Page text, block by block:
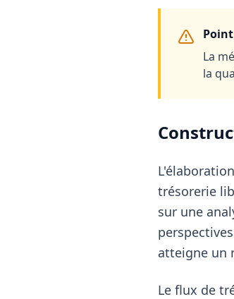
La
la
trésorerie
sur une
atteigne un
Le flux de